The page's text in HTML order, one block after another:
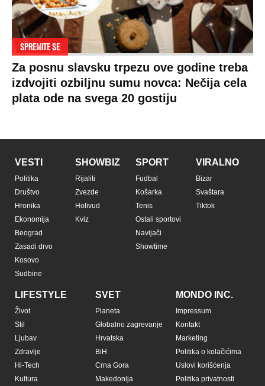
SPREMITE SE
Za posnu slavsku trpezu ove godine treba
izdvojiti ozbiljnu sumu novca: Nečija cela
plata ode na svega 20 gostiju
VESTI
Politika
Društvo
Hronika
Ekonomija
Beograd
Zasadi drvo
Kosovo
Sudbine
SHOWBIZ
Rijaliti
Zvezde
Holivud
Kviz
SPORT
Fudbal
Košarka
Tenis
Ostali sportovi
Navijači
Showtime
VIRALNO
Bizar
Svaštara
Tiktok
LIFESTYLE
Život
Stil
Ljubav
Zdravlje
Hi-Tech
Kultura
SVET
Planeta
Globalno zagrevanje
Hrvatska
BiH
Crna Gora
Makedonija
MONDO INC.
Impressum
Kontakt
Marketing
Politika o kolačićima
Uslovi korišćenja
Politika privatnosti